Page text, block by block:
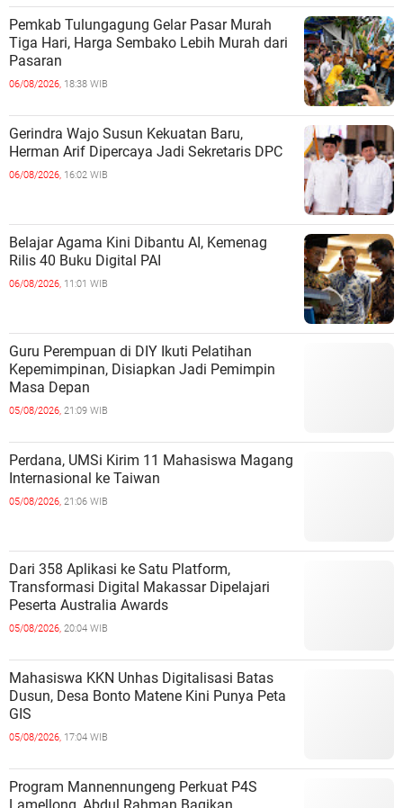
Pemkab Tulungagung Gelar Pasar Murah
Tiga Hari, Harga Sembako Lebih Murah dari
Pasaran
06/08/2026, 18:38 WIB
Gerindra Wajo Susun Kekuatan Baru,
Herman Arif Dipercaya Jadi Sekretaris DPC
06/08/2026, 16:02 WIB
Belajar Agama Kini Dibantu AI, Kemenag
Rilis 40 Buku Digital PAI
06/08/2026, 11:01 WIB
Guru Perempuan di DIY Ikuti Pelatihan
Kepemimpinan, Disiapkan Jadi Pemimpin
Masa Depan
05/08/2026, 21:09 WIB
Perdana, UMSi Kirim 11 Mahasiswa Magang
Internasional ke Taiwan
05/08/2026, 21:06 WIB
Dari 358 Aplikasi ke Satu Platform,
Transformasi Digital Makassar Dipelajari
Peserta Australia Awards
05/08/2026, 20:04 WIB
Mahasiswa KKN Unhas Digitalisasi Batas
Dusun, Desa Bonto Matene Kini Punya Peta
GIS
05/08/2026, 17:04 WIB
Program Mannennungeng Perkuat P4S